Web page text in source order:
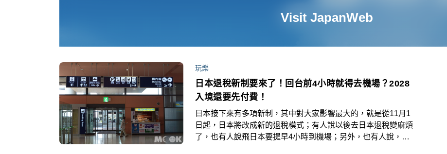
Visit JapanWeb
玩樂
日本退稅新制要來了！回台前4小時就得去機場？2028
入境還要先付費！
日本接下來有多項新制，其中對大家影響最大的，就是從11月1
日起，日本將改成新的退稅模式；有人說以後去日本退稅變麻煩
了，也有人說飛日本要提早4小時到機場；另外，也有人說，未